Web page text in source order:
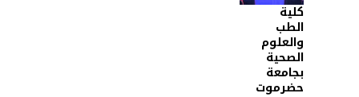
كلية
الطب
والعلوم
الصحية
بجامعة
حضرموت